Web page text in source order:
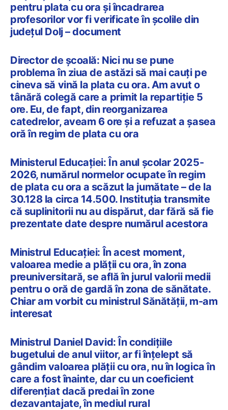
pentru plata cu ora și încadrarea
profesorilor vor fi verificate în școlile din
județul Dolj – document
Director de școală: Nici nu se pune
problema în ziua de astăzi să mai cauți pe
cineva să vină la plata cu ora. Am avut o
tânără colegă care a primit la repartiție 5
ore. Eu, de fapt, din reorganizarea
catedrelor, aveam 6 ore și a refuzat a șasea
oră în regim de plata cu ora
Ministerul Educației: În anul școlar 2025-
2026, numărul normelor ocupate în regim
de plata cu ora a scăzut la jumătate – de la
30.128 la circa 14.500. Instituția transmite
că suplinitorii nu au dispărut, dar fără să fie
prezentate date despre numărul acestora
Ministrul Educației: În acest moment,
valoarea medie a plății cu ora, în zona
preuniversitară, se află în jurul valorii medii
pentru o oră de gardă în zona de sănătate.
Chiar am vorbit cu ministrul Sănătății, m-am
interesat
Ministrul Daniel David: În condițiile
bugetului de anul viitor, ar fi înțelept să
gândim valoarea plății cu ora, nu în logica în
care a fost înainte, dar cu un coeficient
diferențiat dacă predai în zone
dezavantajate, în mediul rural